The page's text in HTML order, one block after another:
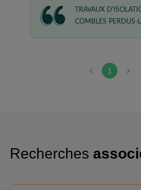
TRAVAUX
COMBLES PERDUS-
très bon conseil
dans les primes CEE
Je recommande
1
Recherches